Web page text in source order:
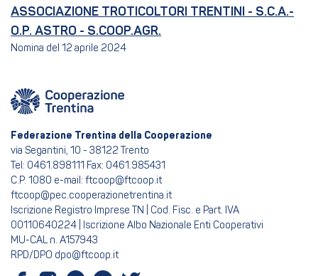
ASSOCIAZIONE TROTICOLTORI TRENTINI - S.C.A.-
O.P. ASTRO - S.COOP.AGR.
Nomina del 12 aprile 2024
Federazione Trentina della Cooperazione
via Segantini, 10 - 38122 Trento
Tel: 0461.898111 Fax: 0461.985431
C.P. 1080 e-mail: ftcoop@ftcoop.it
ftcoop@pec.cooperazionetrentina.it
Iscrizione Registro Imprese TN | Cod. Fisc. e Part. IVA
00110640224 | Iscrizione Albo Nazionale Enti Cooperativi
MU-CAL n. A157943
RPD/DPO dpo@ftcoop.it